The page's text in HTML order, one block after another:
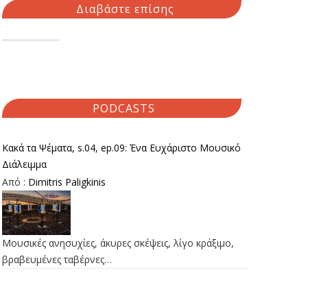
Διαβάστε επίσης
PODCASTS
Κακά τα Ψέματα, s.04, ep.09: Ένα Ευχάριστο Μουσικό
Διάλειμμα
Από : Dimitris Paligkinis
Μουσικές ανησυχίες, άκυρες σκέψεις, λίγο κράξιμο,
βραβευμένες ταβέρνες…